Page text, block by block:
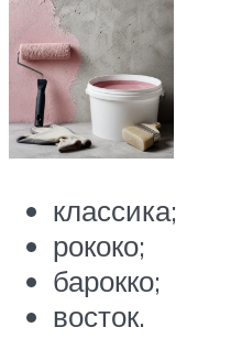
классика;
рококо;
барокко;
восток.